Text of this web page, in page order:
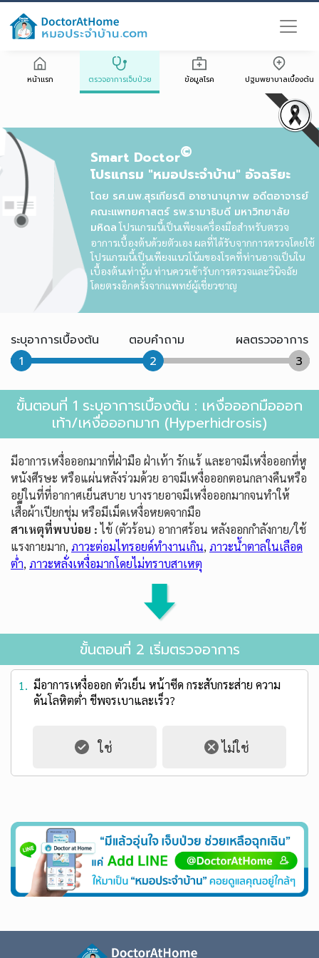
หน้าแรก ตรวจอาการเจ็บป่วย ข้อมูลโรค ปฐมพยาบาลเบื้องต้น
Smart Doctor©
โปรแกรม "หมอประจำบ้าน" อัจฉริยะ
โดย รศ.นพ.สุรเกียรติ อาชานานุภาพ อดีตอาจารย์
คณะแพทยศาสตร์ รพ.รามาธิบดี มหาวิทยาลัย
มหิดลโปรแกรมนี้เป็นเพียงเครื่องมือสำหรับตรวจ
อาการเบื้องต้นด้วยตัวเอง ผลที่ได้รับจากการตรวจโดยใช้
โปรแกรมนี้เป็นเพียงแนวโน้มของโรคที่ท่านอาจเป็นใน
เบื้องต้นเท่านั้น ท่านควรเข้ารับการตรวจและวินิจฉัย
โดยตรงอีกครั้งจากแพทย์ผู้เชี่ยวชาญ
ระบุอาการเบื้องต้น ตอบคำถาม
ผลตรวจอาการ
1
2 3
ขั้นตอนที่ 1 ระบุอาการเบื้องต้น : เหงื่อออกมือออก
เท้า/เหงื่อออกมาก (Hyperhidrosis)
มีอาการเหงื่อออกมากที่ฝ่ามือ ฝ่าเท้า รักแร้ และอาจมีเหงื่อออกที่หู
หนังศีรษะ หรือแผ่นหลังร่วมด้วย อาจมีเหงื่อออกตอนกลางคืนหรือ
อยู่ในที่ที่อากาศเย็นสบาย บางรายอาจมีเหงื่อออกมากจนทำให้
เสื้อผ้าเปียกชุ่ม หรือมีเม็ดเหงื่อหยดจากมือ
สาเหตุที่พบบ่อย :ไข้ (ตัวร้อน) อากาศร้อน หลังออกกำลังกาย/ใช้
แรงกายมาก,ภาวะต่อมไทรอยด์ทำงานเกิน,ภาวะน้ำตาลในเลือด
ต่ำ,ภาวะหลั่งเหงื่อมากโดยไม่ทราบสาเหตุ
ขั้นตอนที่ 2 เริ่มตรวจอาการ
1. มีอาการเหงื่อออก ตัวเย็น หน้าซีด กระสับกระส่าย ความ
ดันโลหิตต่ำ ชีพจรเบาและเร็ว?